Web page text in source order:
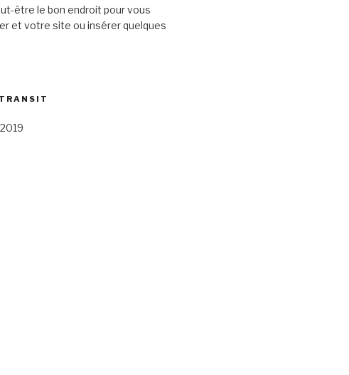
être le bon endroit pour vous
et votre site ou insérer quelques